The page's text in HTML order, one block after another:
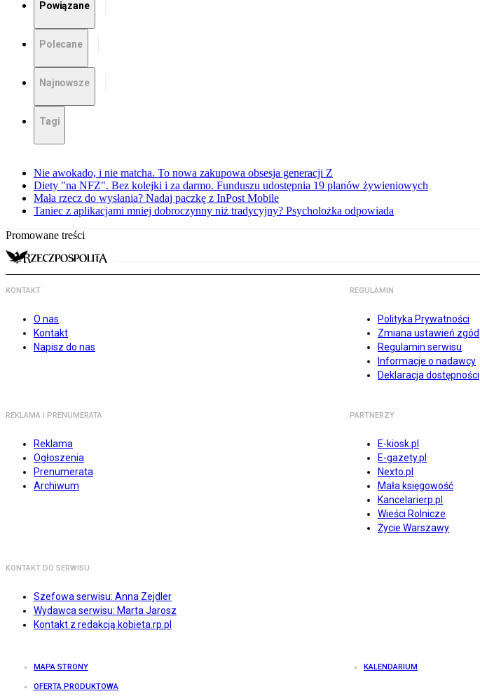
Powiązane
Polecane
Najnowsze
Tagi
Nie awokado, i nie matcha. To nowa zakupowa obsesja generacji Z
Diety "na NFZ". Bez kolejki i za darmo. Funduszu udostępnia 19 planów żywieniowych
Mała rzecz do wysłania? Nadaj paczkę z InPost Mobile
Taniec z aplikacjami mniej dobroczynny niż tradycyjny? Psycholożka odpowiada
Promowane treści
KONTAKT
O nas
Kontakt
Napisz do nas
REGULAMIN
Polityka Prywatności
Zmiana ustawień zgód
Regulamin serwisu
Informacje o nadawcy
Deklaracja dostępności
REKLAMA I PRENUMERATA
Reklama
Ogłoszenia
Prenumerata
Archiwum
PARTNERZY
E-kiosk.pl
E-gazety.pl
Nexto.pl
Mała księgowość
Kancelarierp.pl
Wieści Rolnicze
Życie Warszawy
KONTAKT DO SERWISU
Szefowa serwisu: Anna Zejdler
Wydawca serwisu: Marta Jarosz
Kontakt z redakcją kobieta.rp.pl
MAPA STRONY KALENDARIUM
OFERTA PRODUKTOWA